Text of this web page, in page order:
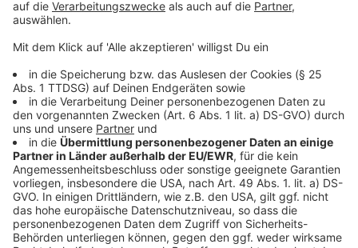
Nutzung des Service zu, um dieses
Akzeptieren
powered byUsercentrics Consent
Management Platform
Tate McRae - You Broke Me First (Official Video)
Anzeige
Anzeige